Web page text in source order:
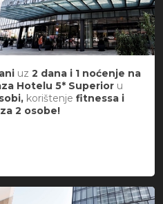
uz 2 dana i 1 noćenje na
Hotelu 5* Superior u
korištenje fitnessa i
2 osobe!